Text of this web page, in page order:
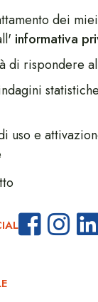
dei
informativa
di rispondere
uso e